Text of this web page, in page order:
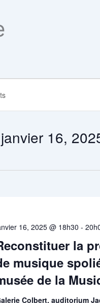
janvier 16,
la
musique
de la
16, 2025 @ 18h30 -
Colbert, auditorium